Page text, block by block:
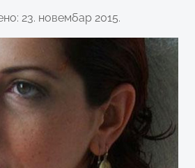
23. новембар 2015.